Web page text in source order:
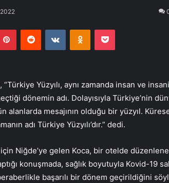
2022
PinterestReddit VKontakteOdnoklassniki
Pocket
“Türkiye Yüzyılı, aynı zamanda insan ve
dönemin adı. Dolayısıyla Türkiye’nin
mesajının olduğu bir yüzyıl.
adı Türkiye Yüzyılı’dır.” dedi.
Niğde’ye gelen Koca, bir otelde
konuşmada, sağlık boyutuyla Kovid-19
başarılı bir dönem geçirildiğini